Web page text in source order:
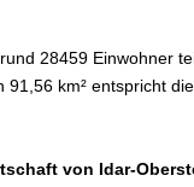
28459 Einwohner
km² entspricht
von Idar-